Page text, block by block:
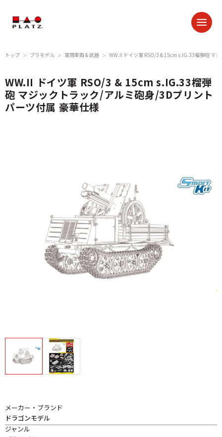
トップ ＞ プラモデル ＞ 軍用車両 & 武器 ＞ WW.II ドイツ軍 RSO/3 & 15cm s.IG.33榴弾砲 マ
WW.II ドイツ軍 RSO/3 & 15cm s.IG.33榴弾
砲 マジックトラック/アルミ砲身/3Dプリント
パーツ付属 豪華仕様
メーカー・ブランド
ドラゴンモデル
ジャンル